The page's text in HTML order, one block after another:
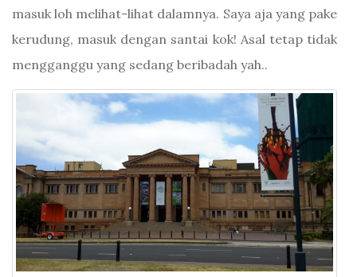
masuk loh melihat-lihat dalamnya. Saya aja yang pake
kerudung, masuk dengan santai kok! Asal tetap tidak
mengganggu yang sedang beribadah yah..